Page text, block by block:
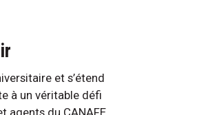
et s’étend
à un véritable défi
agents du CANAFE